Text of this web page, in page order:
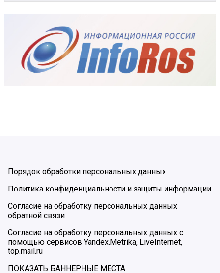
Порядок обработки персональных данных
Политика конфиденциальности и защиты информации
Согласие на обработку персональных данных
обратной связи
Согласие на обработку персональных данных с
помощью сервисов Yandex.Metrika, LiveInternet,
top.mail.ru
ПОКАЗАТЬ БАННЕРНЫЕ МЕСТА